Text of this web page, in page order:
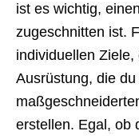
ist es wichtig,
zugeschnitten ist.
individuellen
Ausrüstung, die
erstellen. Egal, ob